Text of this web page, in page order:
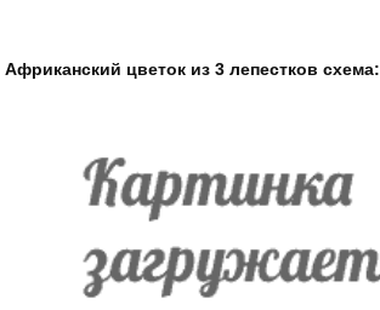
Африканский цветок из 3 лепестков схема: